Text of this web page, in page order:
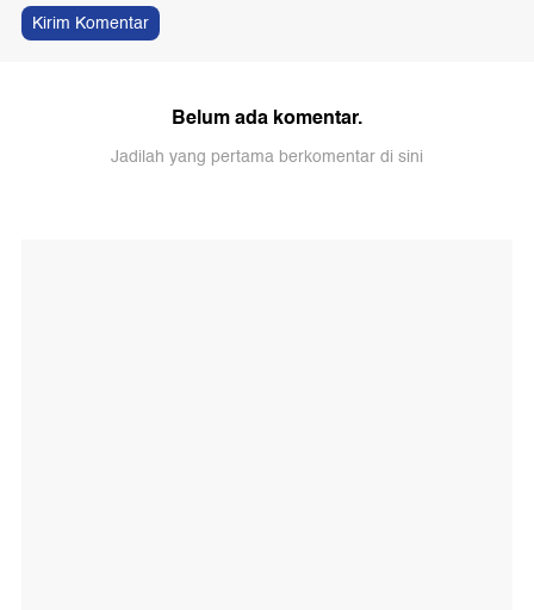
Kirim Komentar
Belum ada komentar.
Jadilah yang pertama berkomentar di sini